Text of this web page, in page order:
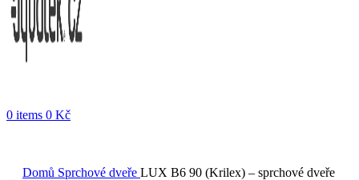
0 items 0 Kč
Domů Sprchové dveře LUX B6 90 (Krilex) – sprchové dveře